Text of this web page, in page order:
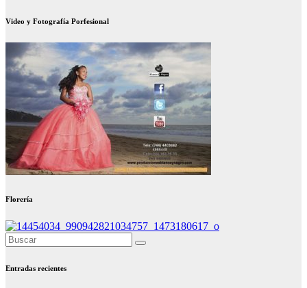
Video y Fotografía Porfesional
Florería
Entradas recientes